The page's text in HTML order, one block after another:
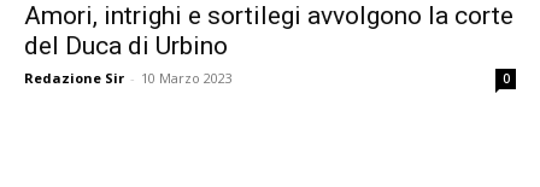
Amori, intrighi e sortilegi avvolgono la corte
del Duca di Urbino
Redazione Sir - 10 Marzo 2023 0